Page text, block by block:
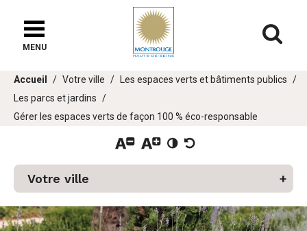
chat
MENU
Vous
êtes
Accueil Votre ville
Les espaces verts et bâtiments publics
Les parcs et jardins
Gérer les espaces verts de façon 100 % éco-responsable
Votre ville